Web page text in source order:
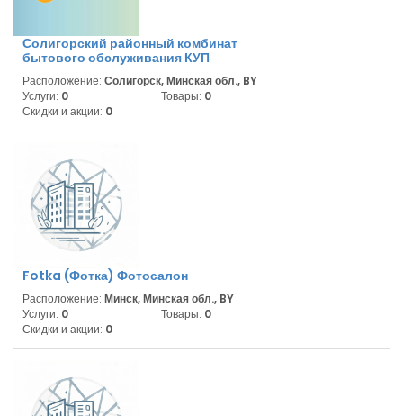
Солигорский районный комбинат
бытового обслуживания КУП
Расположение: Солигорск, Минская обл., BY
Услуги: 0 Товары: 0
Скидки и акции: 0
Fotka (Фотка) Фотосалон
Расположение: Минск, Минская обл., BY
Услуги: 0 Товары: 0
Скидки и акции: 0